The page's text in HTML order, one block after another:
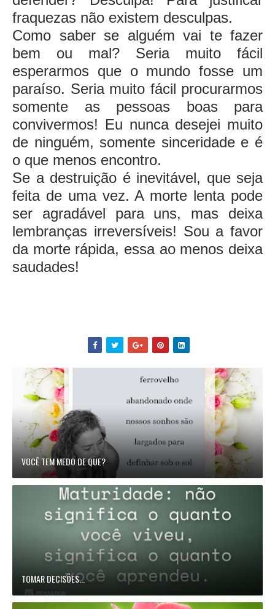
fraquezas não existem desculpas.
Como saber se alguém vai te fazer
bem ou mal? Seria muito fácil
esperarmos que o mundo fosse um
paraíso. Seria muito fácil procurarmos
somente as pessoas boas para
convivermos! Eu nunca desejei muito
de ninguém, somente sinceridade e é
o que menos encontro.
Se a destruição é inevitável, que seja
feita de uma vez. A morte lenta pode
ser agradável para uns, mas deixa
lembranças irreversíveis! Sou a favor
da morte rápida, essa ao menos deixa
saudades!
VOCÊ TEM MEDO DE QUE?
TOMAR DECISÕES...